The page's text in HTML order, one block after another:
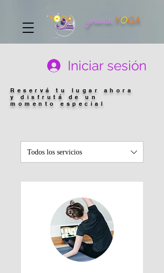
gracias YOGA
Iniciar sesión
Reservá tu lugar ahora
y disfrutá de un
momento especial
Todos los servicios